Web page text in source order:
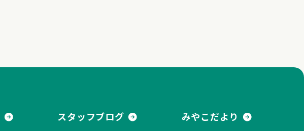
スタッフブログ みやこだより